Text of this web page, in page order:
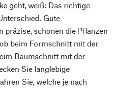
geht, weiß: Das richtige
Gute
präzise, schonen die Pflanzen
beim Formschnitt mit der
Baumschnitt mit der
Sie langlebige
Sie, welche je nach